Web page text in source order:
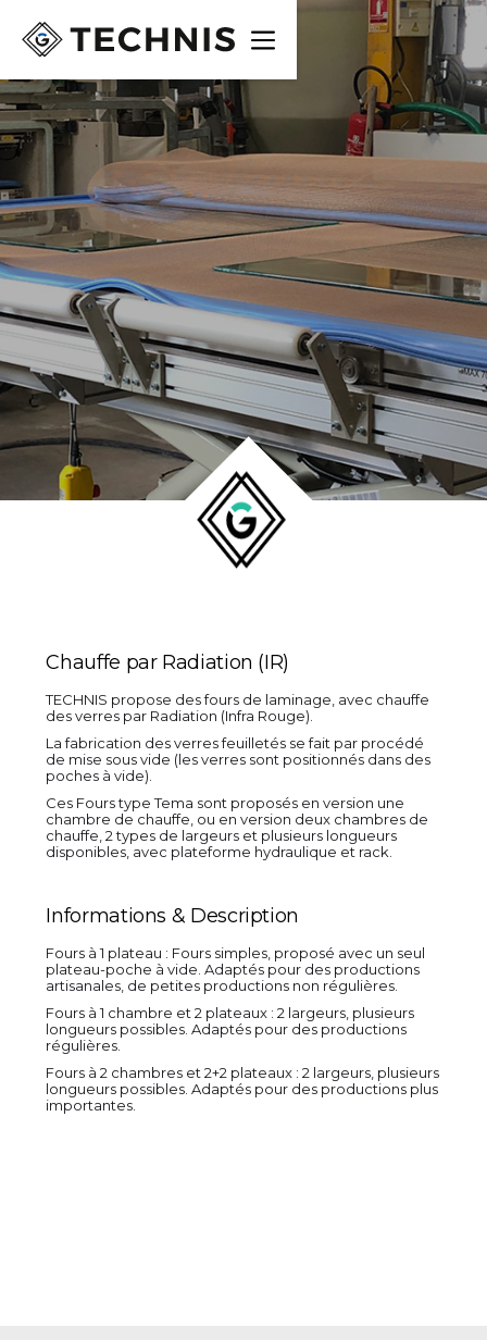
Chauffe par Radiation (IR)
Informations & Description
TECHNIS propose des fours de laminage, avec chauffe
des verres par Radiation (Infra Rouge).
La fabrication des verres feuilletés se fait par procédé
de mise sous vide (les verres sont positionnés dans des
poches à vide).
Ces Fours type Tema sont proposés en version une
chambre de chauffe, ou en version deux chambres de
chauffe, 2 types de largeurs et plusieurs longueurs
disponibles, avec plateforme hydraulique et rack.
Fours à 1 plateau : Fours simples, proposé avec un seul
plateau-poche à vide. Adaptés pour des productions
artisanales, de petites productions non régulières.
Fours à 1 chambre et 2 plateaux : 2 largeurs, plusieurs
longueurs possibles. Adaptés pour des productions
régulières.
Fours à 2 chambres et 2+2 plateaux : 2 largeurs, plusieurs
longueurs possibles. Adaptés pour des productions plus
importantes.